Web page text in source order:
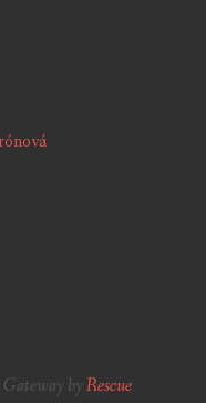
Gateway byRescue